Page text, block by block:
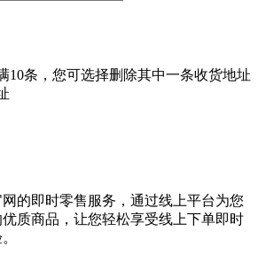
10条，您可选择删除其中一条收货地址
的即时零售服务，通过线上平台为您
质商品，让您轻松享受线上下单即时